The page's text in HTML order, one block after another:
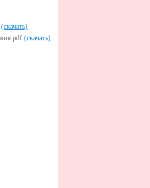
(скачать)
(скачать)